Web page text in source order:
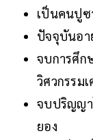
เป็นคนปูซ
ปัจจุบันอา
จบการศึก
วิศวกรรม
จบปริญญา
ยอง